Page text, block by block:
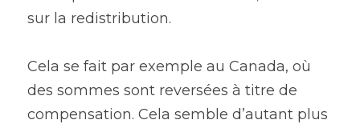
sur la redistribution.
Cela se fait par exemple au Canada, où
des sommes sont reversées à titre de
compensation. Cela semble d’autant plus